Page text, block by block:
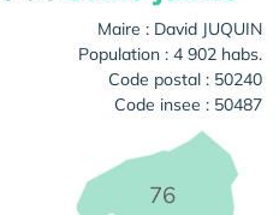
Maire : David JUQUIN
Population : 4 902 habs.
Code postal : 50240
Code insee : 50487
76